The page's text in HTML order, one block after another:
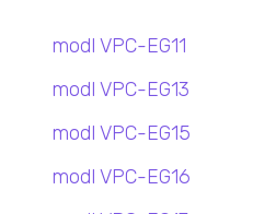
modl VPC-EG11
modl VPC-EG13
modl VPC-EG15
modl VPC-EG16